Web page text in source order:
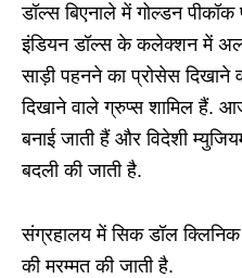
डॉल्स बिएनाले में गोल्डन
इंडियन डॉल्स के कलेक्शन में
साड़ी पहनने का प्रोसेस
दिखाने वाले ग्रुप्स शामिल हैं.
बनाई जाती हैं और विदेशी
बदली की जाती है.
संग्रहालय में सिक डॉल क्लिनिक
की मरम्मत की जाती है.